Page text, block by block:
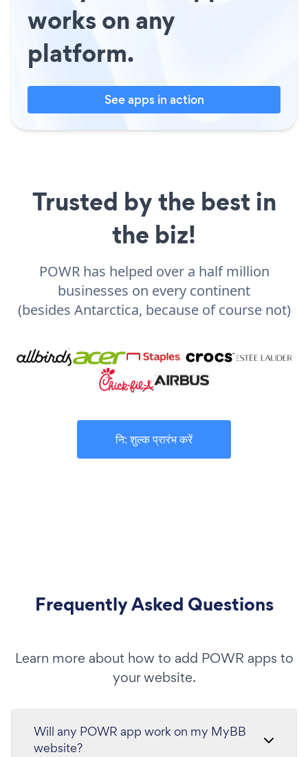
works on any
platform.
See apps in action
Trusted by the best in
the biz!
POWR has helped over a half million
businesses on every continent
(besides Antarctica, because of course not)
नि: शुल्क प्रारंभ करें
Frequently Asked Questions
Learn more about how to add POWR apps to
your website.
Will any POWR app work on my MyBB
website?